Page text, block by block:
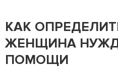
КАК
ЖЕНЩИНА
ПОМОЩИ